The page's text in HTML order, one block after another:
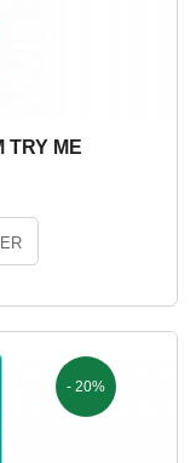
TRY ME
- 20%